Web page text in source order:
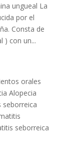
ungueal La
por el
Consta de
) con un...
orales
Alopecia
seborreica
seborreica